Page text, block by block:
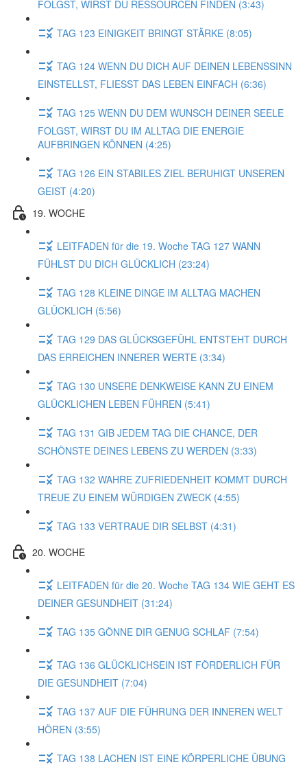
FOLGST, WIRST DU RESSOURCEN FINDEN (3:43)
TAG 123 EINIGKEIT BRINGT STÄRKE (8:05)
TAG 124 WENN DU DICH AUF DEINEN LEBENSSINN
EINSTELLST, FLIESST DAS LEBEN EINFACH (6:36)
TAG 125 WENN DU DEM WUNSCH DEINER SEELE
FOLGST, WIRST DU IM ALLTAG DIE ENERGIE
AUFBRINGEN KÖNNEN (4:25)
TAG 126 EIN STABILES ZIEL BERUHIGT UNSEREN
GEIST (4:20)
19. WOCHE
LEITFADEN für die 19. Woche TAG 127 WANN
FÜHLST DU DICH GLÜCKLICH (23:24)
TAG 128 KLEINE DINGE IM ALLTAG MACHEN
GLÜCKLICH (5:56)
TAG 129 DAS GLÜCKSGEFÜHL ENTSTEHT DURCH
DAS ERREICHEN INNERER WERTE (3:34)
TAG 130 UNSERE DENKWEISE KANN ZU EINEM
GLÜCKLICHEN LEBEN FÜHREN (5:41)
TAG 131 GIB JEDEM TAG DIE CHANCE, DER
SCHÖNSTE DEINES LEBENS ZU WERDEN (3:33)
TAG 132 WAHRE ZUFRIEDENHEIT KOMMT DURCH
TREUE ZU EINEM WÜRDIGEN ZWECK (4:55)
TAG 133 VERTRAUE DIR SELBST (4:31)
20. WOCHE
LEITFADEN für die 20. Woche TAG 134 WIE GEHT ES
DEINER GESUNDHEIT (31:24)
TAG 135 GÖNNE DIR GENUG SCHLAF (7:54)
TAG 136 GLÜCKLICHSEIN IST FÖRDERLICH FÜR
DIE GESUNDHEIT (7:04)
TAG 137 AUF DIE FÜHRUNG DER INNEREN WELT
HÖREN (3:55)
TAG 138 LACHEN IST EINE KÖRPERLICHE ÜBUNG